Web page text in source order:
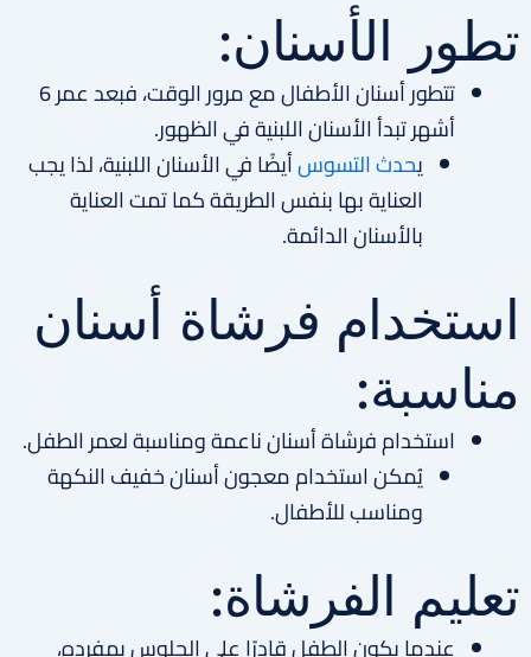
تطور الأسنان:
تتطور أسنان الأطفال مع مرور الوقت، فبعد عمر 6
أشهر تبدأ الأسنان اللبنية في الظهور.
يحدث التسوسأيضًا في الأسنان اللبنية، لذا يجب
العناية بها بنفس الطريقة كما تمت العناية
بالأسنان الدائمة.
استخدام فرشاة أسنان
مناسبة:
استخدام فرشاة أسنان ناعمة ومناسبة لعمر الطفل.
يُمكن استخدام معجون أسنان خفيف النكهة
ومناسب للأطفال.
تعليم الفرشاة:
عندما يكون الطفل قادرًا على الجلوس بمفرده،